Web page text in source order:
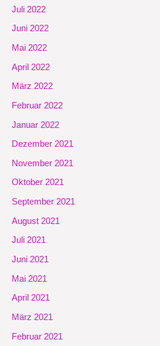
Juli 2022
Juni 2022
Mai 2022
April 2022
März 2022
Februar 2022
Januar 2022
Dezember 2021
November 2021
Oktober 2021
September 2021
August 2021
Juli 2021
Juni 2021
Mai 2021
April 2021
März 2021
Februar 2021